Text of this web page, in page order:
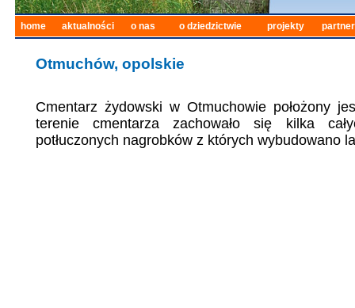
home aktualności o nas o dziedzictwie projekty
Otmuchów, opolskie
Cmentarz żydowski w Otmuchowie położony
terenie cmentarza zachowało się kilka
potłuczonych nagrobków z których wybudowano